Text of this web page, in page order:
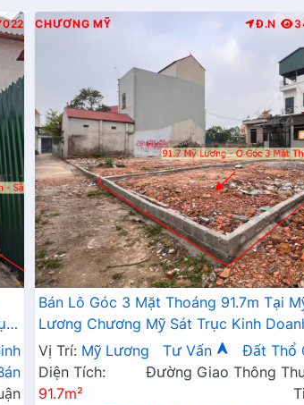
CHƯƠNG MỸ Đ.N
Bán Lô Góc 3 Mặt Thoáng 91.7m Tại
Lương Chương Mỹ Sát Trục Kinh
Đất Phân Lô Mỹ Lương Chương Mỹ
Vị Trí: Mỹ Lương Tư Vấn
Đất Thổ
Diện Tích:
91.7m²
Đường Giao Thông